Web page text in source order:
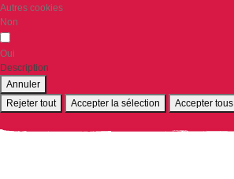
Autres cookies
Non
Oui
Description
Annuler
Rejeter tout
Accepter la sélection Accepter tous